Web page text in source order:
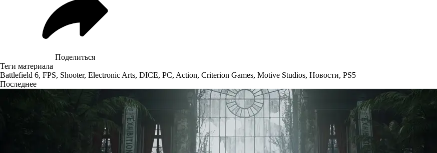
Поделиться
Теги материала
Battlefield 6, FPS, Shooter, Electronic Arts, DICE, PC, Action, Criterion Games, Motive Studios, Новости, PS5
Последнее